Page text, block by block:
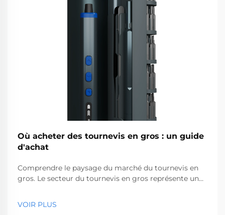
Où acheter des tournevis en gros : un guide
d'achat
Comprendre le paysage du marché du tournevis en
gros. Le secteur du tournevis en gros représente un
quincailleries aux sociétés de construction. Avec la
VOIR PLUS